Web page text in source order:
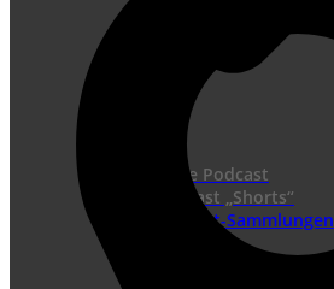
Neue Podcast
Podcast „Shorts“
Podcast-Sammlungen